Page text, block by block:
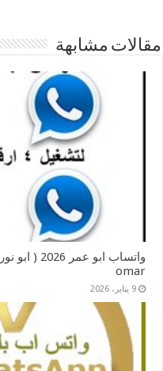
مقالات مشابهة
omar
9 يناير، 2026